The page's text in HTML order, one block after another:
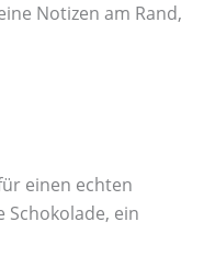
Notizen am Rand,
einen echten
ein